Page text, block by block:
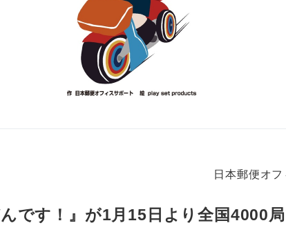
日本郵便オ
です！』が1月15日より全国4000